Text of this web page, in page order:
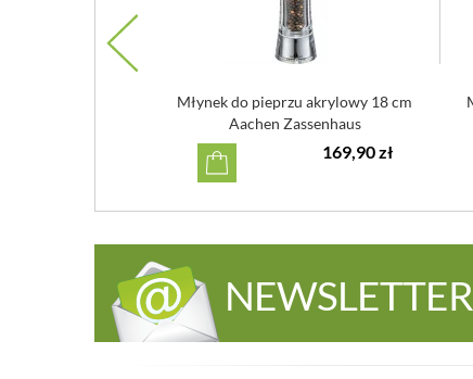
Młynek do pieprzu akrylowy 18 cm
Aachen Zassenhaus
169,90 zł
NEWSLETTER